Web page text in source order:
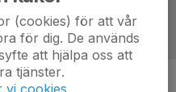
(cookies) för att vår
för dig. De används
att hjälpa oss att
tjänster.
vi cookies